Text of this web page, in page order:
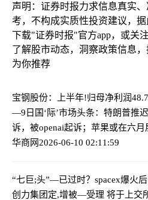
声明：证券时报力求信息真实
考，不构成实质性投资建议，
下载"证券时报"官方app，或关
了解股市动态，洞察政策信息，
为你推荐
宝钢股份：上半年!归母净利润
—9日国‘际’市场头条：特朗普推
诉，被openai起诉；苹果或在六
华商网2026-06-10 02:11:59
“七巨;头”—已过时？spacex爆火
创力集团定,增被—受理 将于上交